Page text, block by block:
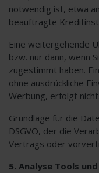
notwendig ist, etwa
beauftragte
Eine weitergehende
bzw. nur dann, wenn
zugestimmt haben.
ohne ausdrückliche
Werbung, erfolgt nicht.
Grundlage für die
DSGVO, der die
Vertrags oder
5. Analyse Tools